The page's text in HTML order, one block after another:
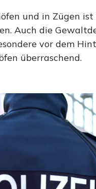
und in Zügen
Auch die
vor dem
überraschend.